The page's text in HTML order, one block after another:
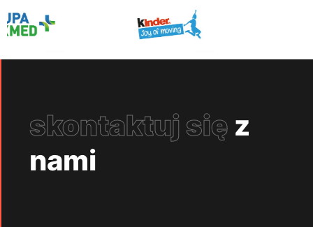
skontaktuj się z
nami